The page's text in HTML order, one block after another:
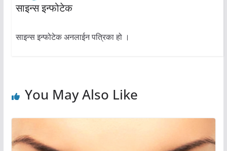
साइन्स इन्फोटेक
साइन्स इन्फोटेक अनलाईन पत्रिका हो ।
You May Also Like